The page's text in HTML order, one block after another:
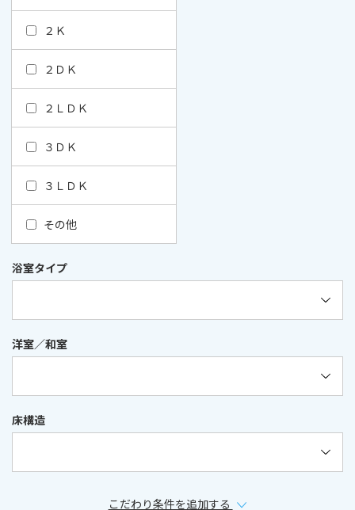
２Ｋ
２ＤＫ
２ＬＤＫ
３ＤＫ
３ＬＤＫ
その他
浴室タイプ
洋室／和室
床構造
こだわり条件を追加する